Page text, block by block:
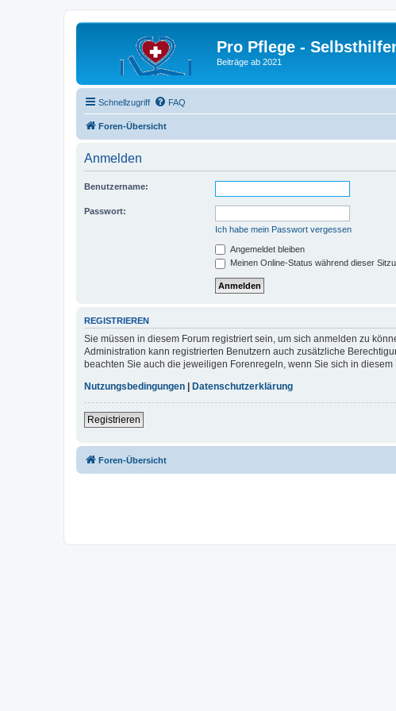
Pro Pflege -
Beiträge ab 2021
Schnellzugriff FAQ
Foren-Übersicht
Anmelden
Benutzername:
Passwort:
Ich habe mein Passwort vergessen
Angemeldet bleiben
Meinen Online-Status während dieser
REGISTRIEREN
Sie müssen in diesem Forum registriert sein, um sich anmelden zu
Administration kann registrierten Benutzern auch zusätzliche
beachten Sie auch die jeweiligen Forenregeln, wenn Sie sich in
Nutzungsbedingungen
Datenschutzerklärung
Registrieren
Foren-Übersicht